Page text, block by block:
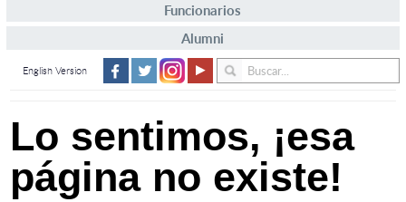
Funcionarios
Alumni
English Version
Lo sentimos, ¡esa
página no existe!